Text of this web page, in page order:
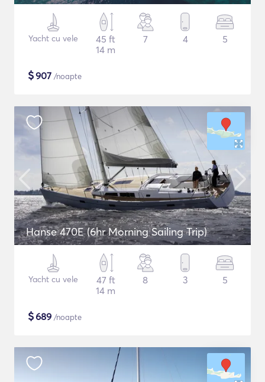
Yacht cu vele
45 ft
14 m
7 4 5
$907 /noapte
Hanse 470E (6hr Morning Sailing Trip)
Yacht cu vele
47 ft
14 m
8 3 5
$689 /noapte